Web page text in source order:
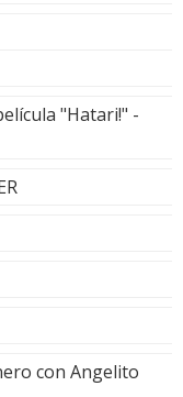
"Hatari!" -
con Angelito